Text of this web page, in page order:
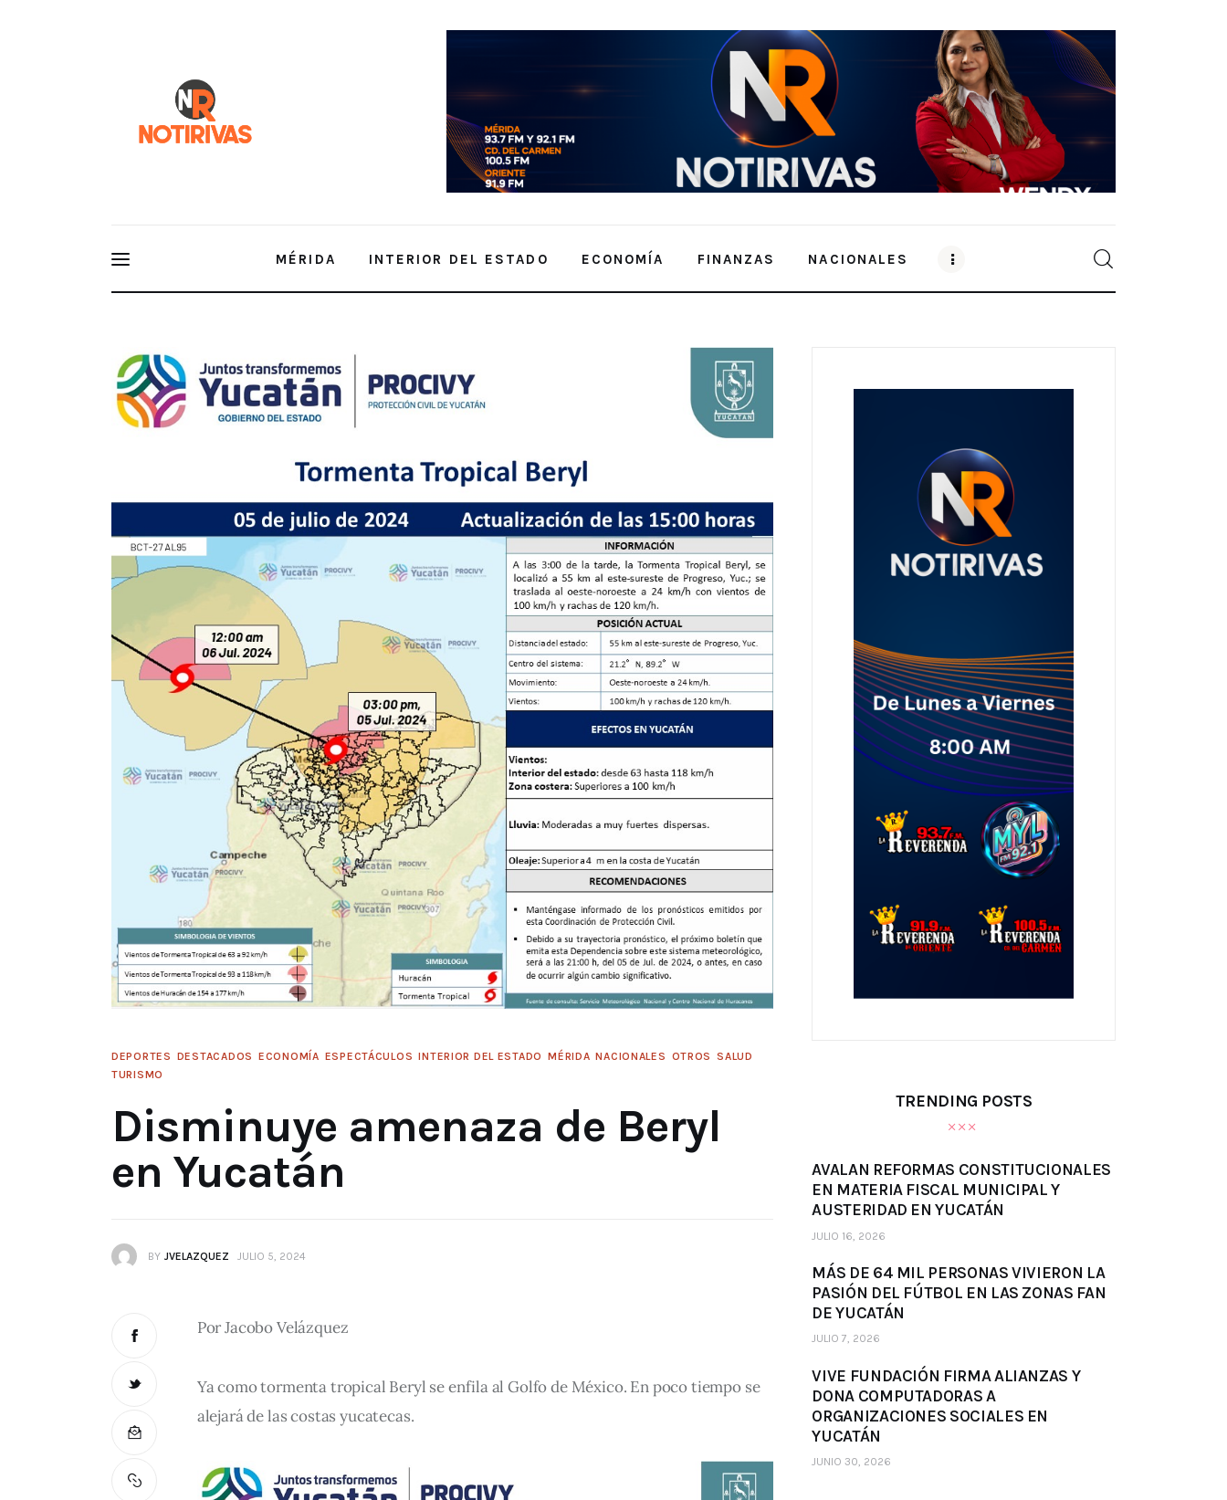
MÉRIDA INTERIOR DEL ESTADO ECONOMÍA FINANZAS NACIONALES
DEPORTES DESTACADOS ECONOMÍA ESPECTÁCULOS INTERIOR DEL ESTADO MÉRIDA NACIONALES OTROS SALUD
TURISMO
Disminuye amenaza de Beryl
en Yucatán
BY JVELAZQUEZ JULIO 5, 2024
Por Jacobo Velázquez
Ya como tormenta tropical Beryl se enfila al Golfo de México. En poco tiempo se
alejará de las costas yucatecas.
TRENDING POSTS
AVALAN REFORMAS CONSTITUCIONALES
EN MATERIA FISCAL MUNICIPAL Y
AUSTERIDAD EN YUCATÁN
JULIO 16, 2026
MÁS DE 64 MIL PERSONAS VIVIERON LA
PASIÓN DEL FÚTBOL EN LAS ZONAS FAN
DE YUCATÁN
JULIO 7, 2026
VIVE FUNDACIÓN FIRMA ALIANZAS Y
DONA COMPUTADORAS A
ORGANIZACIONES SOCIALES EN
YUCATÁN
JUNIO 30, 2026